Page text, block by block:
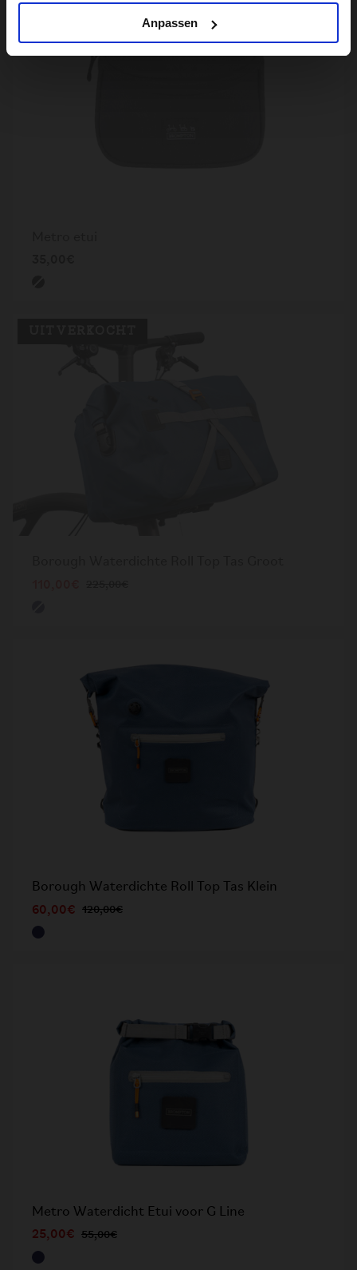
Anpassen
UITVERKOCHT
Borough Waterdichte Roll Top Tas Klein
60,00€ 120,00€
Metro Waterdicht Etui voor G Line
25,00€ 55,00€